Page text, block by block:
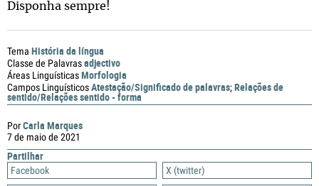
PorCarla Marques
7 de maio de 2021
Partilhar
Facebook
X (twitter)
Disponha sempre!
Tema História da língua
Classe de Palavrasadjectivo
Áreas LinguísticasMorfologia
Campos LinguísticosAtestação/Significado de palavras;Relações de
sentido/Relações sentido - forma